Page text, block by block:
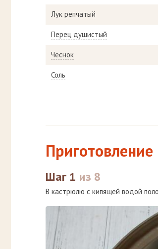
Лук репчатый
Перец душистый
Чеснок
Соль
Приготовление
Шаг 1 из 8
В кастрюлю с кипящей водой